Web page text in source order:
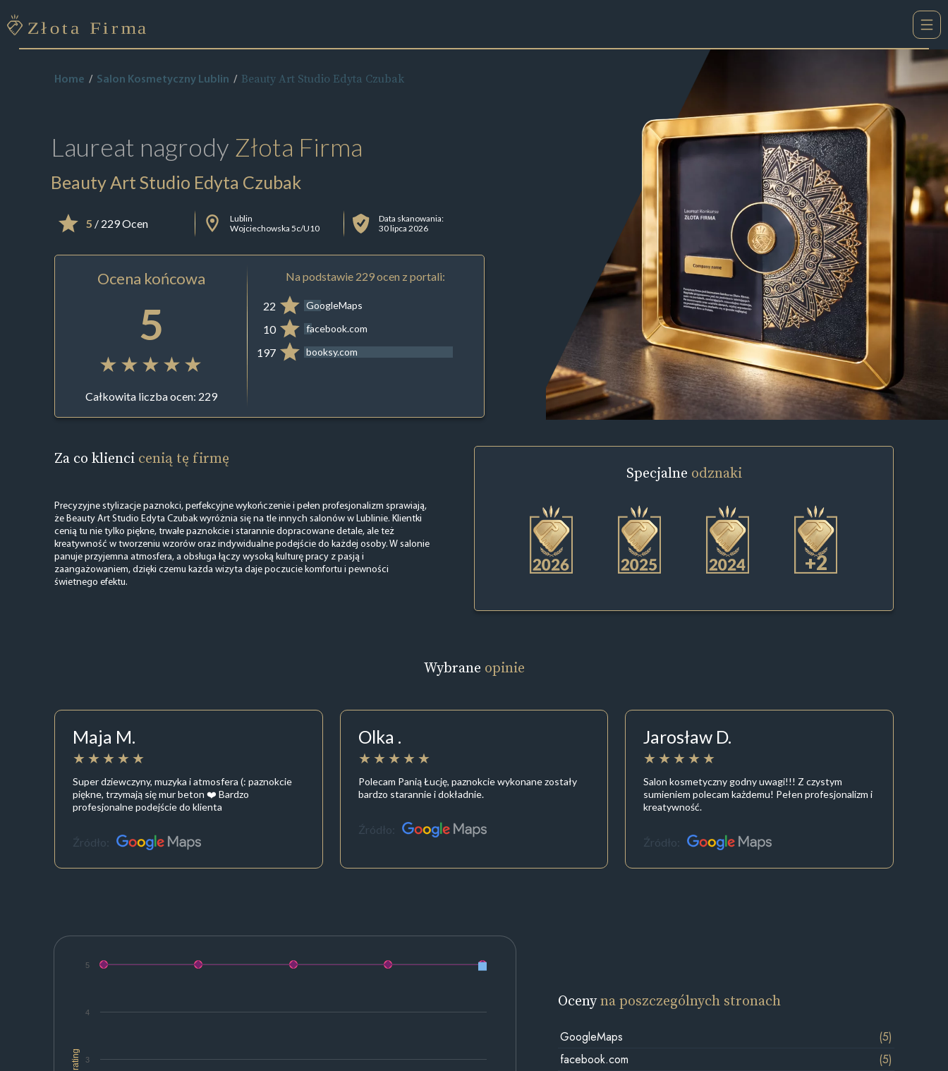
Home Salon Kosmetyczny Lublin Beauty Art Studio Edyta Czubak
Laureat nagrody Złota Firma
Beauty Art Studio Edyta Czubak
5 / 229 Ocen
Lublin
Wojciechowska 5c/U10
Data skanowania:
30 lipca 2026
Ocena końcowa
5
Całkowita liczba ocen: 229
Na podstawie 229 ocen z portali:
22 GoogleMaps
10 facebook.com
197 booksy.com
Za co klienci cenią tę firmę
Precyzyjne stylizacje paznokci, perfekcyjne wykończenie i pełen profesjonalizm sprawiają,
że Beauty Art Studio Edyta Czubak wyróżnia się na tle innych salonów w Lublinie. Klientki
cenią tu nie tylko piękne, trwałe paznokcie i starannie dopracowane detale, ale też
kreatywność w tworzeniu wzorów oraz indywidualne podejście do każdej osoby. W salonie
panuje przyjemna atmosfera, a obsługa łączy wysoką kulturę pracy z pasją i
zaangażowaniem, dzięki czemu każda wizyta daje poczucie komfortu i pewności
świetnego efektu.
Specjalne odznaki
+2
Wybrane opinie
Maja M.
Super dziewczyny, muzyka i atmosfera (: paznokcie
piękne, trzymają się mur beton ❤️ Bardzo
profesjonalne podejście do klienta
Źródło:
Olka .
Polecam Panią Łucję, paznokcie wykonane zostały
bardzo starannie i dokładnie.
Źródło:
Jarosław D.
Salon kosmetyczny godny uwagi!!! Z czystym
sumieniem polecam każdemu! Pełen profesjonalizm i
kreatywność.
Źródło:
rating 3
4
5
Ocenyna poszczególnych stronach
GoogleMaps
(5)
facebook.com
(5)